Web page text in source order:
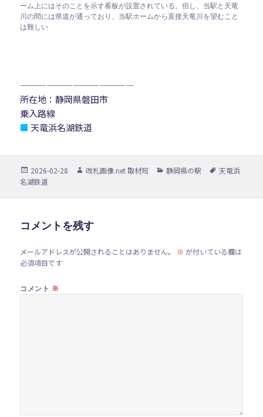
ーム上にはそのことを示す看板が設置されている。但し、当駅と天竜
川の間には県道が通っており、当駅ホームから直接天竜川を望むこと
は難しい
—————————————
所在地：静岡県磐田市
乗入路線
■ 天竜浜名湖鉄道
投
稿
2026-02-28
作
改札画像.net 取材班
カ
静岡県の駅
タ
天竜浜
名湖鉄道
コメントを残す
メールアドレスが公開されることはありません。 ※ が付いている欄は
必須項目です
コメント ※